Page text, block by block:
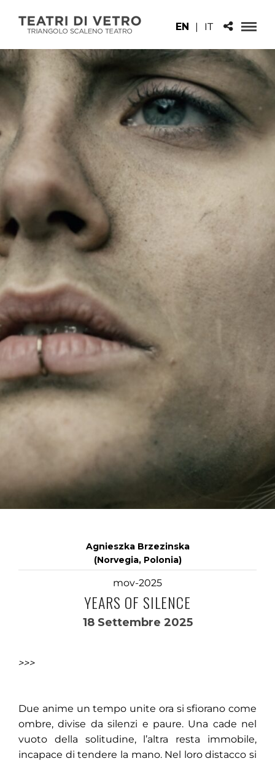
EN | IT
Agnieszka Brzezinska
(Norvegia, Polonia)
mov-2025
YEARS OF SILENCE
18 Settembre 2025
>>>
Due anime un tempo unite ora si sfiorano come
ombre, divise da silenzi e paure. Una cade nel
vuoto della solitudine, l’altra resta immobile,
incapace di tendere la mano. Nel loro distacco si